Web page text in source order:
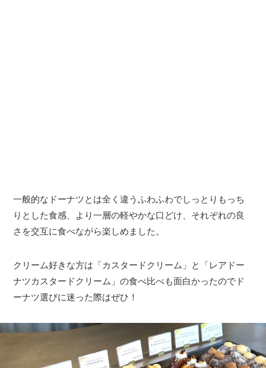
一般的なドーナツとは全く違うふわふわでしっとりもっち
りとした食感、より一層の軽やかな口どけ、それぞれの良
さを交互に食べながら楽しめました。
クリーム好きな方は「カスタードクリーム」と「レアドー
ナツカスタードクリーム」の食べ比べも面白かったのでド
ーナツ選びに迷った際はぜひ！